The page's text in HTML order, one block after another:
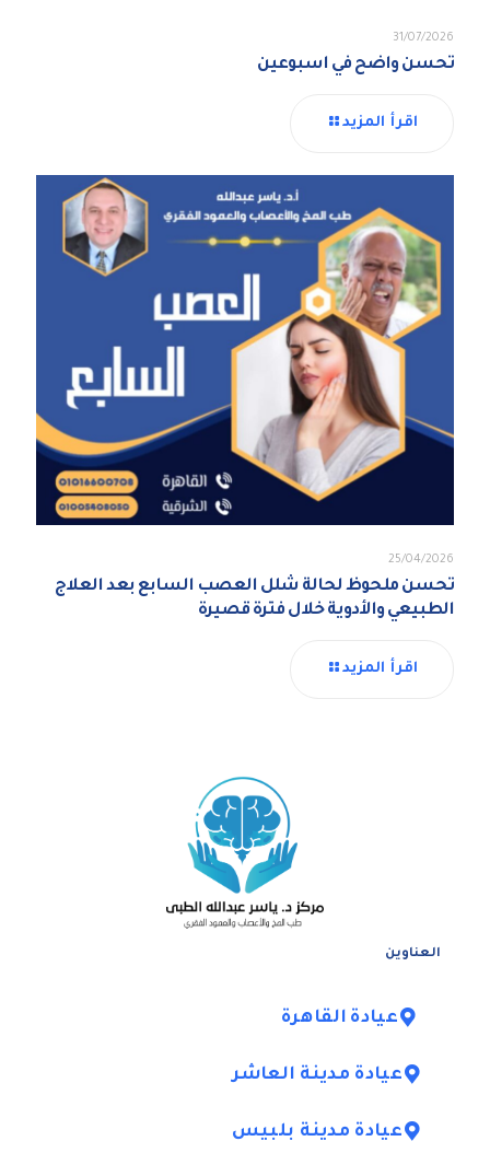
31/07/2026
تحسن واضح في اسبوعين
اقرأ المزيد
25/04/2026
تحسن ملحوظ لحالة شلل العصب السابع بعد العلاج
الطبيعي والأدوية خلال فترة قصيرة
اقرأ المزيد
العناوين
عيادة القاهرة
عيادة مدينة العاشر
عيادة مدينة بلبيس